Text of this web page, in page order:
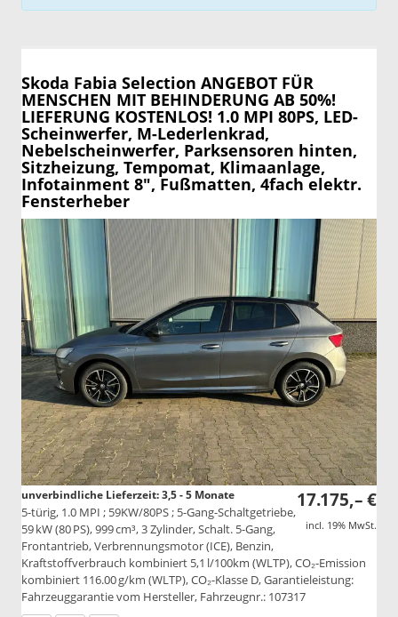
Skoda Fabia Selection ANGEBOT FÜR
MENSCHEN MIT BEHINDERUNG AB 50%!
LIEFERUNG KOSTENLOS! 1.0 MPI 80PS, LED-
Scheinwerfer, M-Lederlenkrad,
Nebelscheinwerfer, Parksensoren hinten,
Sitzheizung, Tempomat, Klimaanlage,
Infotainment 8", Fußmatten, 4fach elektr.
Fensterheber
17.175,– €
incl. 19% MwSt.
unverbindliche Lieferzeit: 3,5 - 5 Monate
5-türig, 1.0 MPI ; 59KW/80PS ; 5-Gang-Schaltgetriebe,
59 kW (80 PS), 999 cm³, 3 Zylinder, Schalt. 5-Gang,
Frontantrieb, Verbrennungsmotor (ICE), Benzin,
Kraftstoffverbrauch kombiniert 5,1 l/100km (WLTP), CO₂-Emission
kombiniert 116.00 g/km (WLTP), CO₂-Klasse D, Garantieleistung:
Fahrzeuggarantie vom Hersteller, Fahrzeugnr.: 107317